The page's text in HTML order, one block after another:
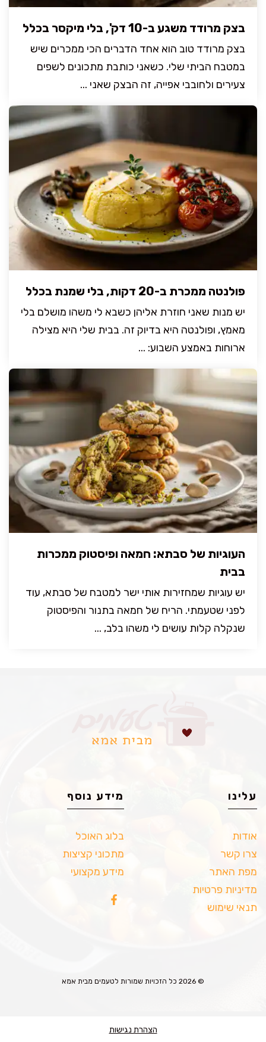
בצק מרודד משגע ב-10 דק', בלי מיקסר בכלל
בצק מרודד טוב הוא אחד הדברים הכי ממכרים שיש
במטבח הביתי שלי. כשאני כותבת מתכונים לשפים
צעירים ולחובבי אפייה, זה הבצק שאני ...
פולנטה ממכרת ב-20 דקות, בלי שמנת בכלל
יש מנות שאני חוזרת אליהן כשבא לי משהו מושלם בלי
מאמץ, ופולנטה היא בדיוק זה. בבית שלי היא מצילה
ארוחות באמצע השבוע: ...
העוגיות של סבתא: חמאה ופיסטוק ממכרות
בבית
יש עוגיות שמחזירות אותי ישר למטבח של סבתא, עוד
לפני שטעמתי. הריח של חמאה בתנור והפיסטוק
שנקלה קלות עושים לי משהו בלב, ...
עלינו
אודות
צרו קשר
מפת האתר
מדיניות פרטיות
תנאי שימוש
מידע נוסף
בלוג האוכל
מתכוני קציצות
מידע מקצועי
© 2026 כל הזכויות שמורות לטעמים מבית אמא
הצהרת נגישות